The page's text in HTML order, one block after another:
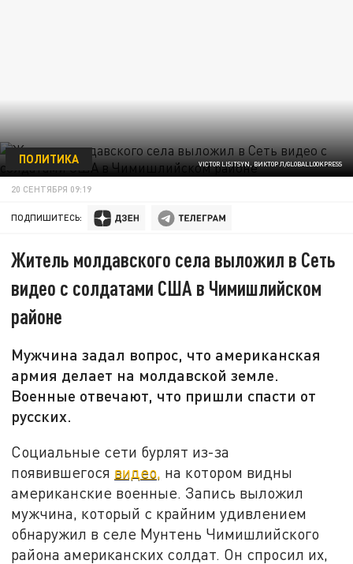
VICTOR LISITSYN, ВИКТОР Л/GLOBALLOOKPRESS
ПОЛИТИКА
20 СЕНТЯБРЯ 09:19
ПОДПИШИТЕСЬ:
Житель молдавского села выложил в Сеть
видео с солдатами США в Чимишлийском
районе
Мужчина задал вопрос, что американская
армия делает на молдавской земле.
Военные отвечают, что пришли спасти от
русских.
Социальные сети бурлят из-за
появившегося видео, на котором видны
американские военные. Запись выложил
мужчина, который с крайним удивлением
обнаружил в селе Мунтень Чимишлийского
района американских солдат. Он спросил их,